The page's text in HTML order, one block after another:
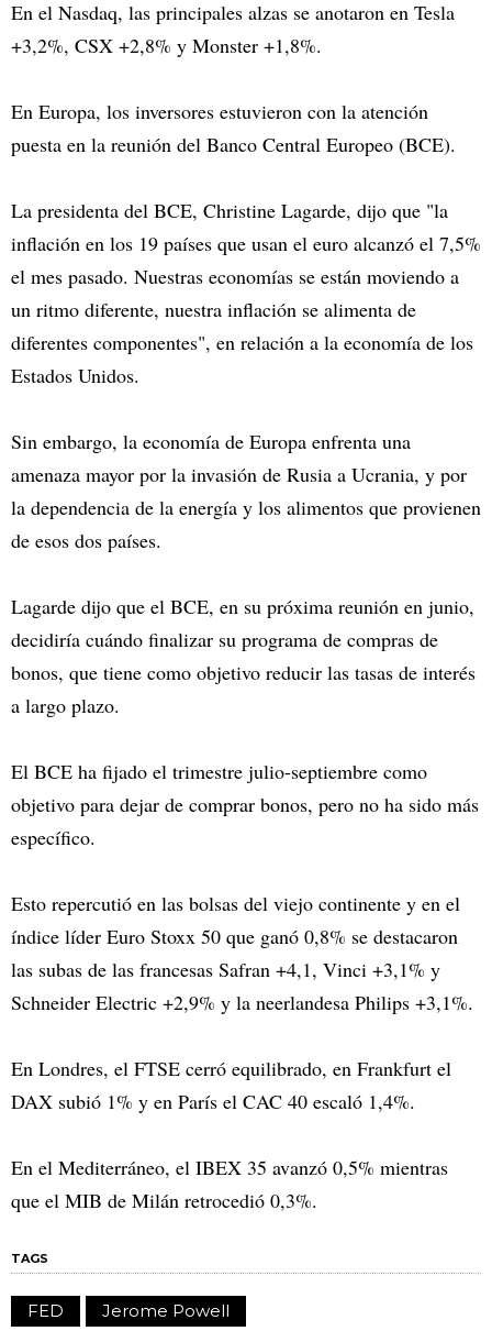
En el Nasdaq, las principales alzas se anotaron en Tesla
+3,2%, CSX +2,8% y Monster +1,8%.
En Europa, los inversores estuvieron con la atención
puesta en la reunión del Banco Central Europeo (BCE).
La presidenta del BCE, Christine Lagarde, dijo que "la
inflación en los 19 países que usan el euro alcanzó el 7,5%
el mes pasado. Nuestras economías se están moviendo a
un ritmo diferente, nuestra inflación se alimenta de
diferentes componentes", en relación a la economía de los
Estados Unidos.
Sin embargo, la economía de Europa enfrenta una
amenaza mayor por la invasión de Rusia a Ucrania, y por
la dependencia de la energía y los alimentos que provienen
de esos dos países.
Lagarde dijo que el BCE, en su próxima reunión en junio,
decidiría cuándo finalizar su programa de compras de
bonos, que tiene como objetivo reducir las tasas de interés
a largo plazo.
El BCE ha fijado el trimestre julio-septiembre como
objetivo para dejar de comprar bonos, pero no ha sido más
específico.
Esto repercutió en las bolsas del viejo continente y en el
índice líder Euro Stoxx 50 que ganó 0,8% se destacaron
las subas de las francesas Safran +4,1, Vinci +3,1% y
Schneider Electric +2,9% y la neerlandesa Philips +3,1%.
En Londres, el FTSE cerró equilibrado, en Frankfurt el
DAX subió 1% y en París el CAC 40 escaló 1,4%.
En el Mediterráneo, el IBEX 35 avanzó 0,5% mientras
que el MIB de Milán retrocedió 0,3%.
TAGS
FED Jerome Powell